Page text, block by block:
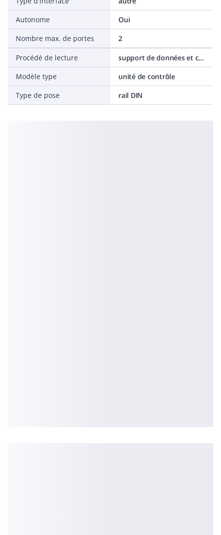
Autonome
Oui
Nombre max. de portes
2
Procédé de lecture
support de données et code
Modèle type
unité de contrôle
Type de pose
rail DIN